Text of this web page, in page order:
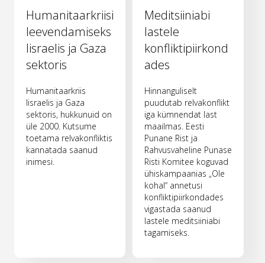
Humanitaarkriisi
leevendamiseks
Iisraelis ja Gaza
sektoris
Humanitaarkriis
Iisraelis ja Gaza
sektoris, hukkunuid on
üle 2000. Kutsume
toetama relvakonfliktis
kannatada saanud
inimesi.
Meditsiiniabi
lastele
konfliktipiirkond
ades
Hinnanguliselt
puudutab relvakonflikt
iga kümnendat last
maailmas. Eesti
Punane Rist ja
Rahvusvaheline Punase
Risti Komitee koguvad
ühiskampaanias „Ole
kohal“ annetusi
konfliktipiirkondades
vigastada saanud
lastele meditsiiniabi
tagamiseks.